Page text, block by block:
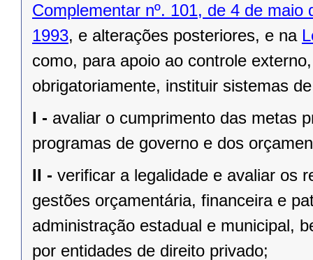
Complementar nº. 101, de 4 de maio
1993, e alterações posteriores, e na
como, para apoio ao controle
obrigatoriamente, instituir sistemas
I - avaliar o cumprimento das metas
programas de governo e dos
II - verificar a legalidade e avaliar os
gestões orçamentária, financeira e
administração estadual e municipal,
por entidades de direito privado;